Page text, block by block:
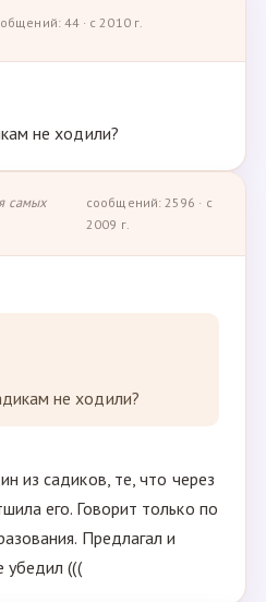
44 · с 2010 г.
не ходили?
самых
сообщений: 2596 · с
2009 г.
не ходили?
из садиков, те, что через
его. Говорит только по
Предлагал и
убедил (((